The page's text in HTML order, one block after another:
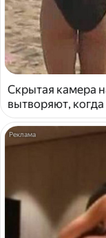
Скрытая камера
вытворяют, когда